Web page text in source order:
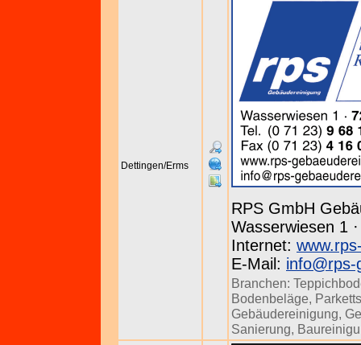
Dettingen/Erms
RPS GmbH
Wasserwiesen 1
Internet:
E-Mail: info@rps-
Branchen:
Bodenbeläge,
Gebäudereinigung,
Sanierung,